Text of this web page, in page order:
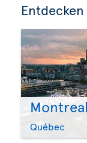
Montreal
Québec